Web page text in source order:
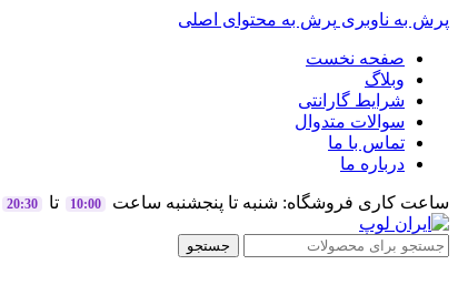
پرش به ناوبری پرش به محتوای اصلی
صفحه نخست
وبلاگ
شرایط گارانتی
سوالات متدوال
تماس با ما
درباره ما
ساعت کاری فروشگاه: شنبه تا پنجشنبه ساعت 10:00 تا 20:30
جستجو